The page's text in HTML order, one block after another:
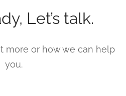
Let’s talk.
more or how we can help
you.